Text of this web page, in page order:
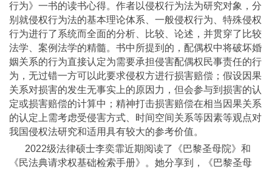
行为》一书的读书心得。作者以侵权行为法为研究对象，分
别就侵权行为法的基本理论体系、一般侵权行为、特殊侵权
行为进行了系统而全面的分析、比较、论述，并贯穿了比较
法学、案例法学的精髓。书中所提到的，配偶权中将破坏婚
姻关系的行为直接认定为需要承担侵害配偶权民事责任的行
为，无过错一方可以此要求侵权方进行损害赔偿；假设因果
关系对损害的发生无事实上的原因力，但会参与到损害的认
定或损害赔偿的计算中；精神打击损害赔偿在相当因果关系
的认定上需考虑受侵害方式、时间空间关系等因素等观点对
我国侵权法研究和适用具有较大的参考价值。
2022级法律硕士李奕霏近期阅读了《巴黎圣母院》和
《民法典请求权基础检索手册》。她分享到，《巴黎圣母